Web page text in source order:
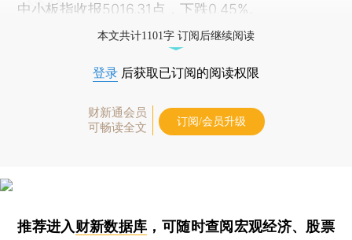
中小板指收报5016.31点，下跌0.45%。
本文共计1101字 订阅后继续阅读
登录 后获取已订阅的阅读权限
财新通会员
可畅读全文
订阅/会员升级
推荐进入财新数据库 ，可随时查阅宏观经济、股票